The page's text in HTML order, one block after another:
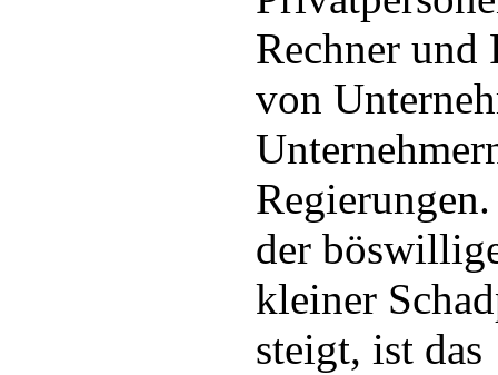
Rechner und
von
der
kleiner
steigt, ist das